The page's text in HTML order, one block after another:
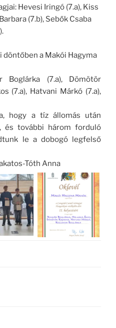
Hevesi Iringó (7.a), Kiss
(7.b), Sebők Csaba
döntőben a Makói Hagyma
Boglárka (7.a), Dömötör
(7.a), Hatvani Márkó (7.a),
hogy a tíz állomás után
és további három forduló
le a dobogó legfelső
Tóth Anna